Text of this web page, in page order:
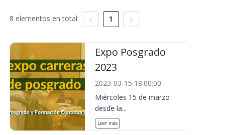
8 elementos en total: 1
Expo Posgrado
2023
2023-03-15 18:00:00
Miércoles 15 de marzo
desde la...
Leer más